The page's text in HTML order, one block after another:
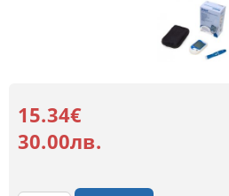
15.34€
30.00лв.